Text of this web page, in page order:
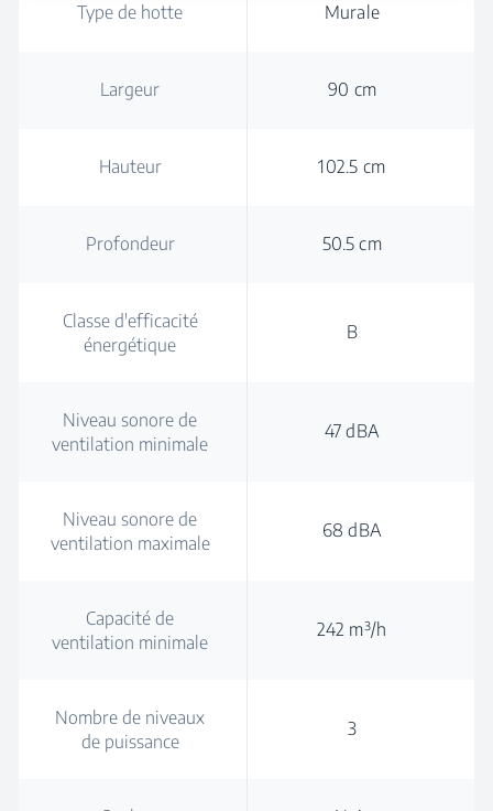
Type de hotte Murale
Largeur 90 cm
Hauteur 102.5 cm
Profondeur 50.5 cm
Classe d'efficacité
énergétique
B
Niveau sonore de
ventilation minimale
47 dBA
Niveau sonore de
ventilation maximale
68 dBA
Capacité de
ventilation minimale
242 m³/h
Nombre de niveaux
de puissance
3